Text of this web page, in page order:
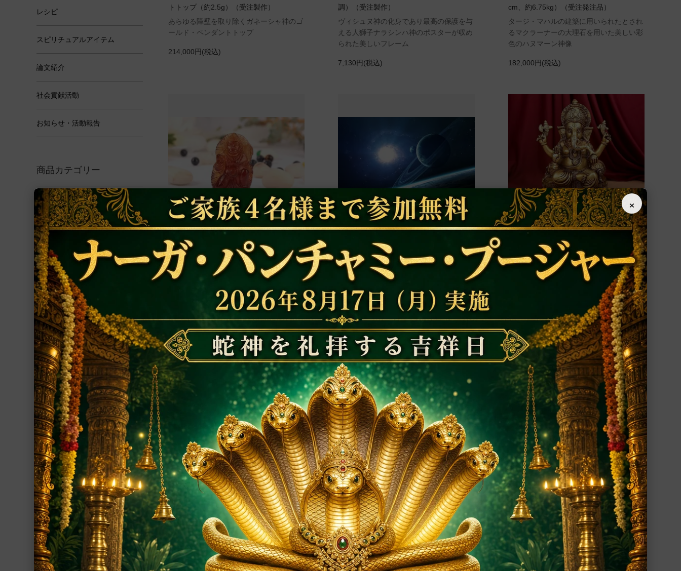
トトップ（約2.5g）（受注製作）
あらゆる障壁を取り除くガネーシャ神のゴ
ールド・ペンダントトップ
214,000円(税込)
調）（受注製作）
ヴィシュヌ神の化身であり最高の保護を与
える人獅子ナラシンハ神のポスターが収め
られた美しいフレーム
7,130円(税込)
cm、約6.75kg）（受注発注品）
タージ・マハルの建築に用いられたとされ
るマクラーナーの大理石を用いた美しい彩
色のハヌマーン神像
182,000円(税込)
ゴーメーダ・ハヌマーン（約27g）（受注
発注品）
美しいゴーメーダ（ヘソナイト）に彫刻さ
れた、否定的なエネルギーを寄せ付けいな
いハヌマーン神
サディサティ・ドーシャ解消のためのプー
ジャー（１年間定期実施サービス）
７年半続く土星のサディサティの影響を緩
和するためのもっともシンプルなプージャ
ー
28,000円(税込)
ガネーシャ神像（真鍮製、高さ約23cm、
約5.04kg）（受注製作）
あらゆる障壁を取り払い繁栄や幸福をもた
らすガネーシャ神の神像
ガネーシャ神像（真鍮製、高さ約21cm、
約4.72kg）（受注製作）
あらゆる障壁を取り払い繁栄や幸福をもた
らすガネーシャ神の神像
79,800円(税込)
ガネーシャ神像（真鍮製、高さ約23cm、
約4.63kg）（受注製作）
あらゆる障壁を取り払い繁栄や幸福をもた
らすガネーシャ神の神像
74,000円(税込)
ガネーシャ神像（真鍮製、高さ約23cm、
約4.00kg）（受注製作）
あらゆる障壁を取り払い繁栄や幸福をもた
らすガネーシャ神の神像
91,800円(税込)
レシピ
スピリチュアルアイテム
論文紹介
社会貢献活動
お知らせ・活動報告
商品カテゴリー
アクセサリー
ルドラークシャ
ヤントラ
数珠
置物
シャーラグラーマ
お香
プージャー用品
プージャー・サービス
ファブリック
ヨーガ
書籍
ポスター
シーズインディア支援事業
その他
×